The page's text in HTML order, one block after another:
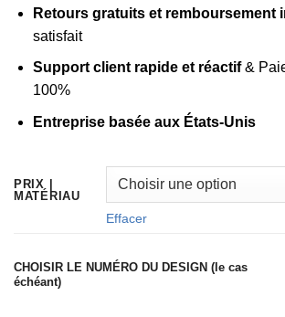
Retours gratuits et remboursement
satisfait
Support client rapide et réactif&
100%
Entreprise basée aux États-Unis
PRIX |
MATÉRIAU
Effacer
CHOISIR LE NUMÉRO DU DESIGN (le cas
échéant)